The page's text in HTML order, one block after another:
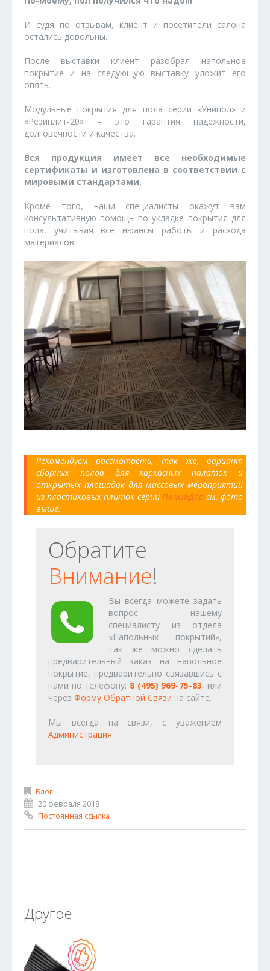
И судя по отзывам, клиент и посетители салона
остались довольны.
После выставки клиент разобрал напольное
покрытие и на следующую выставку уложит его
опять.
Модульные покрытия для пола серии «Унипол» и
«Резиплит-20» – это гарантия надежности,
долговечности и качества.
Вся продукция имеет все необходимые
сертификаты и изготовлена в соответствии с
мировыми стандартами.
Кроме того, наши специалисты окажут вам
консультативную помощь по укладке покрытия для
пола, учитывая все нюансы работы и расхода
материалов.
Рекомендуем рассмотреть, так же, вариант
сборных полов для каркасных палаток и
открытых площадок для массовых мероприятий
из пластиковых плиток серии ПластДор см. фото
выше.
Обратите
Внимание!
Вы всегда можете задать
вопрос нашему
специалисту из отдела
«Напольных покрытий»,
так же можно сделать
предварительный заказ на напольное
покрытие, предварительно связавшись с
нами по телефону: 8 (495) 969-75-83, или
через Форму Обратной Связи на сайте.
Мы всегда на связи, с уважением
Администрация
Блог
20 февраля 2018
Постоянная ссылка
Другое